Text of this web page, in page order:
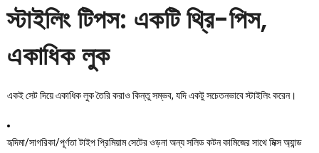
স্টাইলিং টিপস: একটি থ্রি-পিস,
একাধিক লুক
একই সেট দিয়ে একাধিক লুক তৈরি করাও কিন্তু সম্ভব, যদি একটু সচেতনভাবে স্টাইলিং করেন।
হৃদিমা/সাগরিকা/পূর্ণতা টাইপ প্রিমিয়াম সেটের ওড়না অন্য সলিড কটন কামিজের সাথে মিক্স অ্যান্ড